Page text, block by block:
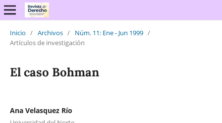
Inicio / Archivos / Núm. 11: Ene - Jun 1999 /
Artículos de investigación
El caso Bohman
Ana Velasquez Río